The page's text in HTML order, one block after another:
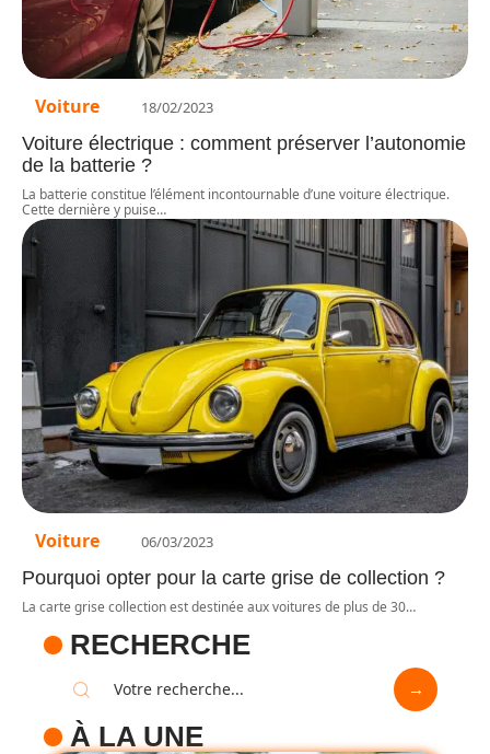
Voiture 18/02/2023
Voiture électrique : comment préserver l’autonomie
de la batterie ?
La batterie constitue l’élément incontournable d’une voiture électrique.
Cette dernière y puise…
Voiture 06/03/2023
Pourquoi opter pour la carte grise de collection ?
La carte grise collection est destinée aux voitures de plus de 30…
RECHERCHE
À LA UNE